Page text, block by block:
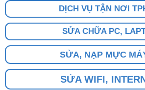
DỊCH VỤ TẬN NƠI
SỬA CHỮA PC,
SỬA, NẠP MỰC
SỬA WIFI,